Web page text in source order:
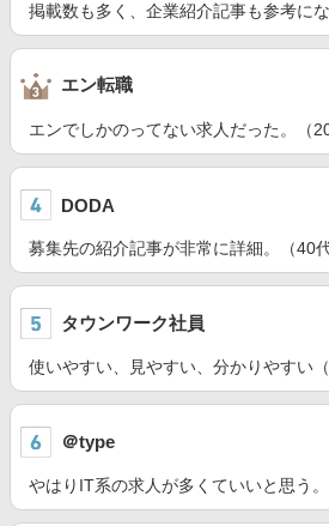
掲載数も多く、企業紹介記事も参考に
エン転職
エンでしかのってない求人だった。（
DODA
募集先の紹介記事が非常に詳細。（40代
タウンワーク社員
使いやすい、見やすい、分かりやすい（
＠type
やはりIT系の求人が多くていいと思う。